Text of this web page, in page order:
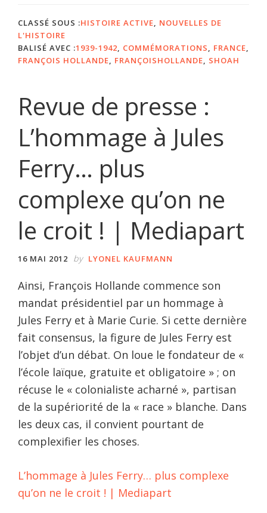
CLASSÉ SOUS :HISTOIRE ACTIVE
NOUVELLES DE
L'HISTOIRE
BALISÉ AVEC :1939-1942 COMMÉMORATIONS FRANCE
FRANÇOIS HOLLANDE
FRANÇOISHOLLANDE SHOAH
Revue de presse :
L’hommage à Jules
Ferry… plus
complexe qu’on ne
le croit ! | Mediapart
16 MAI 2012 by LYONEL KAUFMANN
Ainsi, François Hollande commence son
mandat présidentiel par un hommage à
Jules Ferry et à Marie Curie. Si cette dernière
fait consensus, la figure de Jules Ferry est
l’objet d’un débat. On loue le fondateur de «
l’école laïque, gratuite et obligatoire » ; on
récuse le « colonialiste acharné », partisan
de la supériorité de la « race » blanche. Dans
les deux cas, il convient pourtant de
complexifier les choses.
L’hommage à Jules Ferry… plus complexe
qu’on ne le croit ! | Mediapart